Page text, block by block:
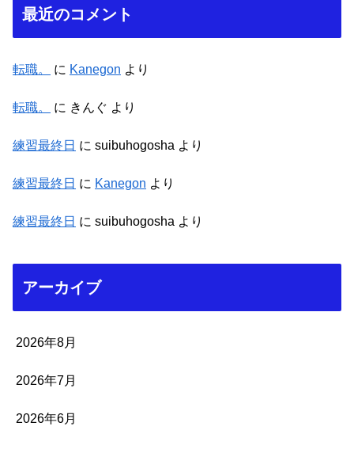
最近のコメント
転職。 に Kanegon より
転職。 に きんぐ より
練習最終日 に suibuhogosha より
練習最終日 に Kanegon より
練習最終日 に suibuhogosha より
アーカイブ
2026年8月
2026年7月
2026年6月